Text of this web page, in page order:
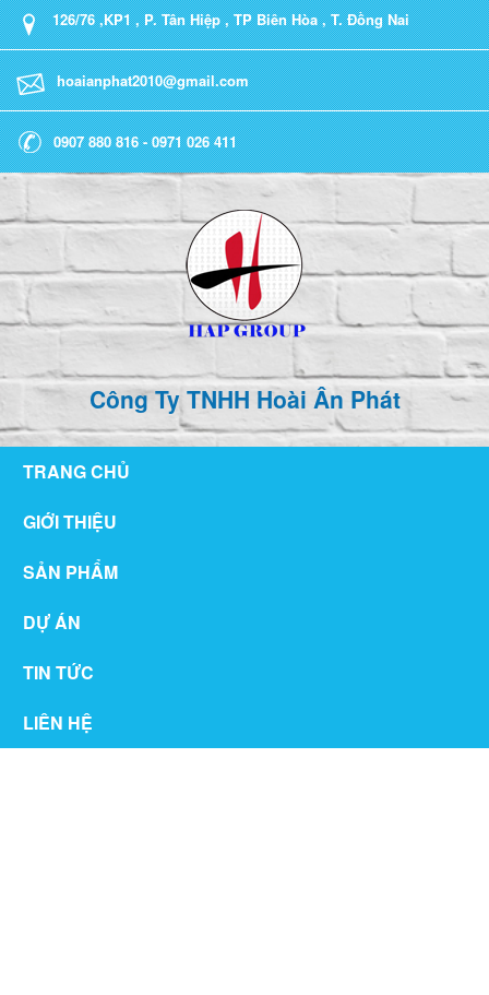
126/76 ,KP1 , P. Tân Hiệp , TP Biên Hòa , T. Đồng Nai
hoaianphat2010@gmail.com
0907 880 816 - 0971 026 411
Công Ty TNHH Hoài Ân Phát
TRANG CHỦ
GIỚI THIỆU
SẢN PHẨM
DỰ ÁN
TIN TỨC
LIÊN HỆ